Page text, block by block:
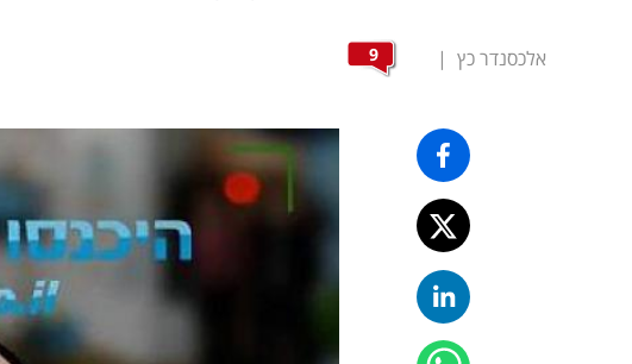
אלכסנדר כץ |
9